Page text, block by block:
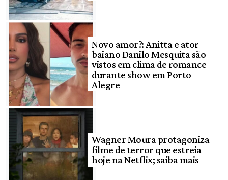
Novo amor?: Anitta e ator
baiano Danilo Mesquita são
vistos em clima de romance
durante show em Porto
Alegre
Wagner Moura protagoniza
filme de terror que estreia
hoje na Netflix; saiba mais